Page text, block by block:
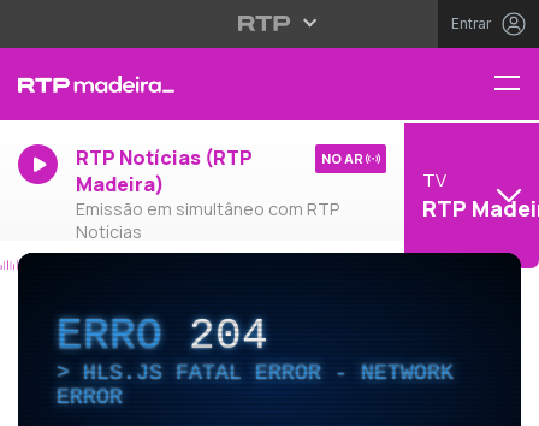
Entrar
RTP Notícias (RTP
Madeira)
Emissão em simultâneo com RTP
Notícias
NO AR
TV
RTP
ERRO204
HLS.JS FATAL ERROR - NETWORK
ERROR